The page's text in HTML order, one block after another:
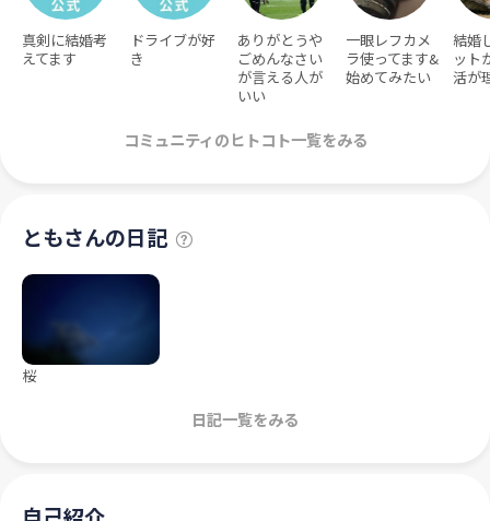
真剣に結婚考
えてます
ドライブが好
き
ありがとうや
ごめんなさい
が言える人が
いい
一眼レフカメ
ラ使ってます&
始めてみたい
結婚
ット
活が
コミュニティのヒトコト一覧をみる
ともさんの日記
桜
日記一覧をみる